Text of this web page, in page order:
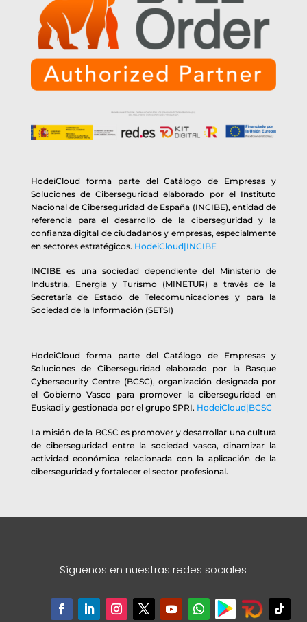
HodeiCloud forma parte del Catálogo de Empresas y
Soluciones de Ciberseguridad elaborado por el Instituto
Nacional de Ciberseguridad de España (INCIBE), entidad de
referencia para el desarrollo de la ciberseguridad y la
confianza digital de ciudadanos y empresas, especialmente
en sectores estratégicos. HodeiCloud|INCIBE
INCIBE es una sociedad dependiente del Ministerio de
Industria, Energía y Turismo (MINETUR) a través de la
Secretaría de Estado de Telecomunicaciones y para la
Sociedad de la Información (SETSI)
HodeiCloud forma parte del Catálogo de Empresas y
Soluciones de Ciberseguridad elaborado por la Basque
Cybersecurity Centre (BCSC), organización designada por
el Gobierno Vasco para promover la ciberseguridad en
Euskadi y gestionada por el grupo SPRI. HodeiCloud|BCSC
La misión de la BCSC es promover y desarrollar una cultura
de ciberseguridad entre la sociedad vasca, dinamizar la
actividad económica relacionada con la aplicación de la
ciberseguridad y fortalecer el sector profesional.
Síguenos en nuestras redes sociales